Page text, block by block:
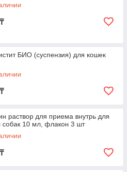
₸
БИО (суспензия) для кошек
₸
раствор для приема внутрь для
собак 10 мл, флакон 3 шт
₸